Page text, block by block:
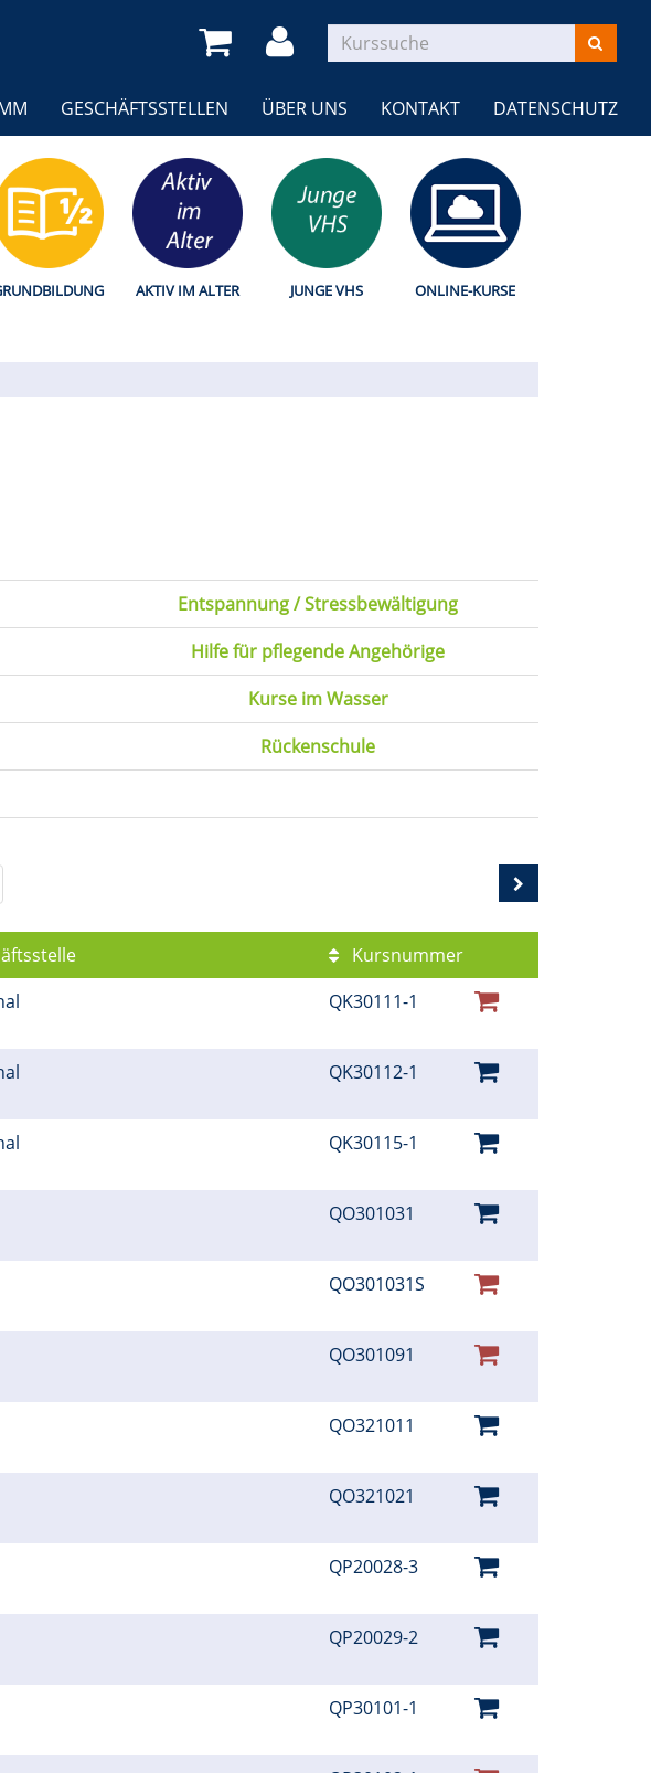
GESCHÄFTSSTELLEN ÜBER UNS KONTAKT DATENSCHUTZ
AKTIV IM ALTER JUNGE VHS ONLINE-KURSE
Entspannung / Stressbewältigung
Hilfe für pflegende Angehörige
Kurse im Wasser
Rückenschule
Kursnummer
QK30111-1
QK30112-1
QK30115-1
QO301031
QO301031S
QO301091
QO321011
QO321021
QP20028-3
QP20029-2
QP30101-1